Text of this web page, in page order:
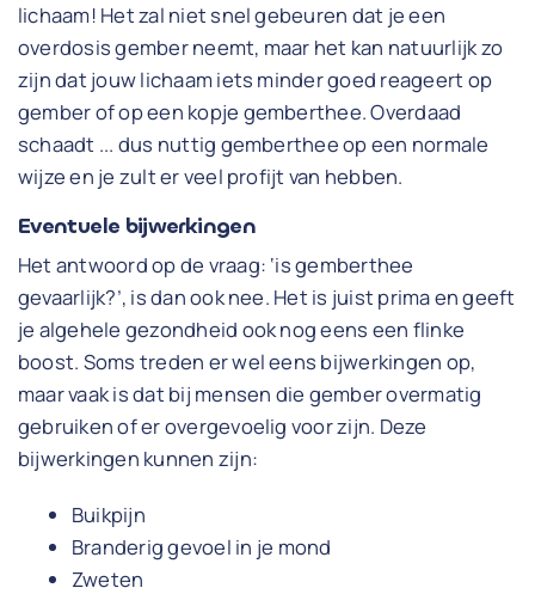
lichaam! Het zal niet snel gebeuren dat je een
overdosis gember neemt, maar het kan natuurlijk zo
zijn dat jouw lichaam iets minder goed reageert op
gember of op een kopje gemberthee. Overdaad
schaadt ... dus nuttig gemberthee op een normale
wijze en je zult er veel profijt van hebben.
Eventuele bijwerkingen
Het antwoord op de vraag: ‘is gemberthee
gevaarlijk?’, is dan ook nee. Het is juist prima en geeft
je algehele gezondheid ook nog eens een flinke
boost. Soms treden er wel eens bijwerkingen op,
maar vaak is dat bij mensen die gember overmatig
gebruiken of er overgevoelig voor zijn. Deze
bijwerkingen kunnen zijn:
Buikpijn
Branderig gevoel in je mond
Zweten